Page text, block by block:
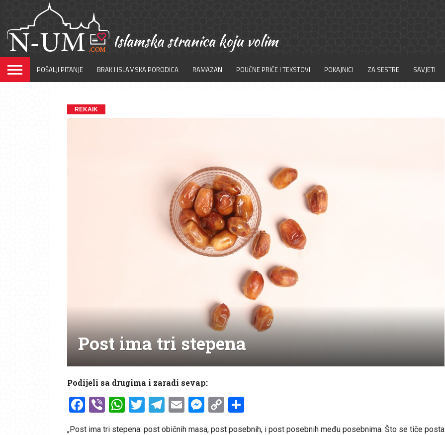
POŠALJI PITANJE BRAK I ISLAMSKA PORODICA RAMAZAN POUČNE PRIČE I TEKSTOVI POKAJNICI ZA SESTRE SAVJETI
REKAIK
Post ima tri stepena
Podijeli sa drugima i zaradi sevap:
Facebook
ViberWhatsApp
Twitter
Telegram
EmailMessenger
CopyShare
„Post ima tri stepena: post običnih masa, post posebnih, i post posebnih među posebnima. Što se tiče posta